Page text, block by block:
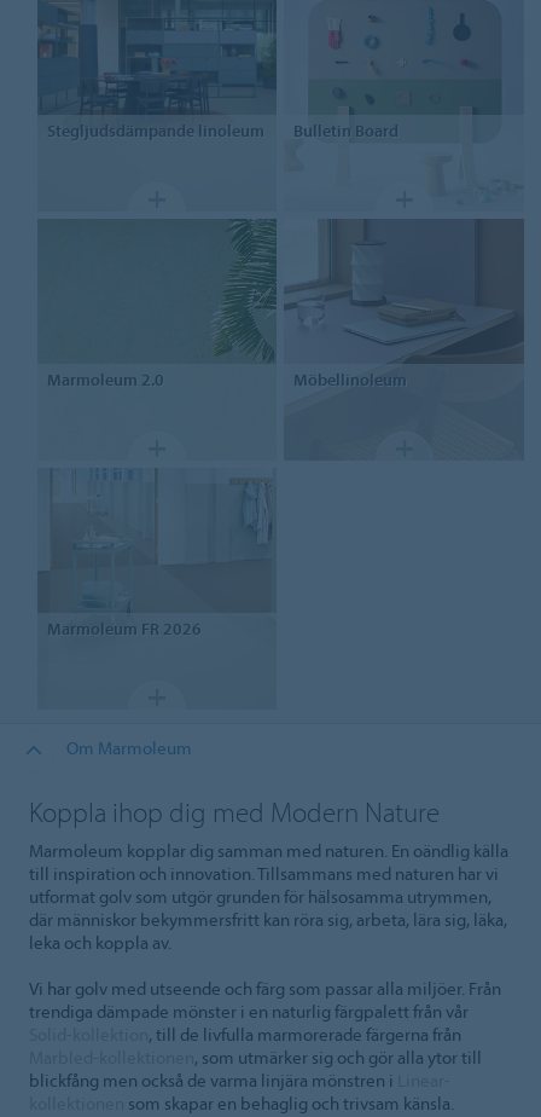
Stegljudsdämpande linoleum Bulletin Board
Marmoleum 2.0 Möbellinoleum
Marmoleum FR 2026
Om Marmoleum
Koppla ihop dig med Modern Nature
Marmoleum kopplar dig samman med naturen. En oändlig källa
till inspiration och innovation. Tillsammans med naturen har vi
utformat golv som utgör grunden för hälsosamma utrymmen,
där människor bekymmersfritt kan röra sig, arbeta, lära sig, läka,
leka och koppla av.
Vi har golv med utseende och färg som passar alla miljöer. Från
trendiga dämpade mönster i en naturlig färgpalett från vår
, till de livfulla marmorerade färgerna från
, som utmärker sig och gör alla ytor till
blickfång men också de varma linjära mönstren i
som skapar en behaglig och trivsam känsla.